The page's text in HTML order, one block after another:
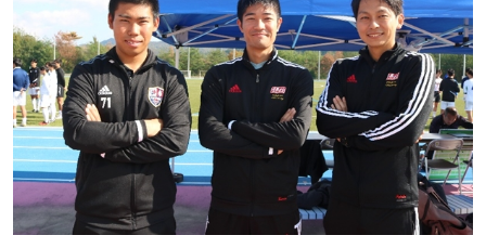
ビジュランクラウド
電子ジャーナルをさがす
学外からのつかいかた
看護師・保健師国家試験対策
活動とイベント
広国ポータルサイト
広国LMS